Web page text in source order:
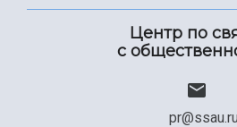
Центр по
с
pr@ssau.ru